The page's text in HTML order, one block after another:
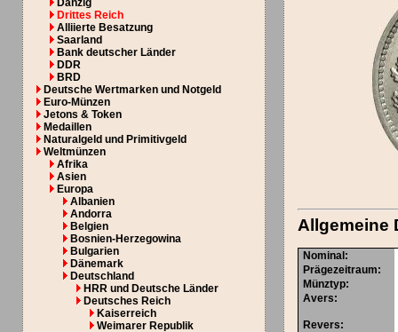
Danzig
Drittes Reich
Alliierte Besatzung
Saarland
Bank deutscher Länder
DDR
BRD
Deutsche Wertmarken und Notgeld
Euro-Münzen
Jetons & Token
Medaillen
Naturalgeld und Primitivgeld
Weltmünzen
Afrika
Asien
Europa
Albanien
Andorra
Belgien
Bosnien-Herzegowina
Bulgarien
Dänemark
Deutschland
HRR und Deutsche Länder
Deutsches Reich
Kaiserreich
Weimarer Republik
Allgemeine
Nominal :
Prägezeitraum:
Münztyp:
Avers:
Revers: